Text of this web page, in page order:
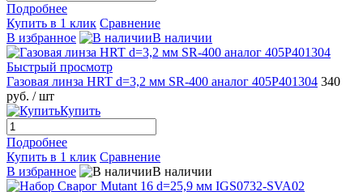
Подробнее
Купить в 1 клик Сравнение
В избранное
В наличии
Быстрый просмотр
Газовая линза HRT d=3,2 мм SR-400 аналог 405P401304 340
руб. / шт
Купить
Подробнее
Купить в 1 клик Сравнение
В избранное
В наличии